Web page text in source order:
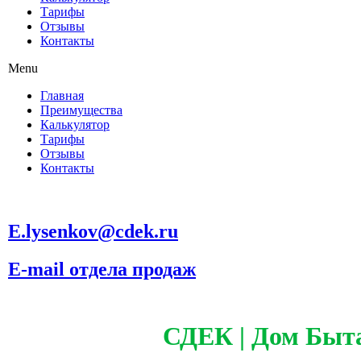
Тарифы
Отзывы
Контакты
Menu
Главная
Преимущества
Калькулятор
Тарифы
Отзывы
Контакты
E.lysenkov@cdek.ru
E-mail отдела продаж
СДЕК | Дом